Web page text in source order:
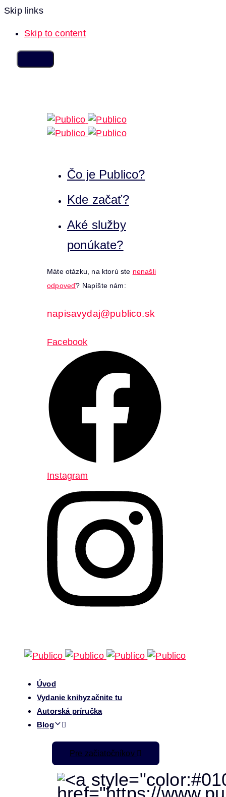
Skip links
Skip to content
Čo je Publico?
Kde začať?
Aké služby
ponúkate?
Máte otázku, na ktorú ste nenašli
odpoveď? Napíšte nám:
napisavydaj@publico.sk
Facebook
Instagram
Úvod
Vydanie knihyzačnite tu
Autorská príručka
Blog
Pre začiatočníkov